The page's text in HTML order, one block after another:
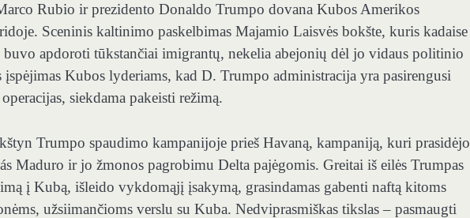
Rubio ir prezidento Donaldo Trumpo dovana Kubos Amerikos
Sceninis kaltinimo paskelbimas Majamio Laisvės bokšte, kuris kadaise
apdoroti tūkstančiai imigrantų, nekelia abejonių dėl jo vidaus politinio
Kubos lyderiams, kad D. Trumpo administracija yra pasirengusi
siekdama pakeisti režimą.
Trumpo spaudimo kampanijoje prieš Havaną, kampaniją, kuri prasidėjo
Maduro ir jo žmonos pagrobimu Delta pajėgomis. Greitai iš eilės Trumpas
į Kubą, išleido vykdomąjį įsakymą, grasindamas gabenti naftą kitoms
užsiimančioms verslu su Kuba. Nedviprasmiškas tikslas – pasmaugti